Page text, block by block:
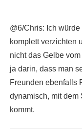
@6/Chris: Ich
komplett verzichten
nicht das Gelbe
ja darin, dass man
Freunden ebenfalls
dynamisch, mit dem
kommt.